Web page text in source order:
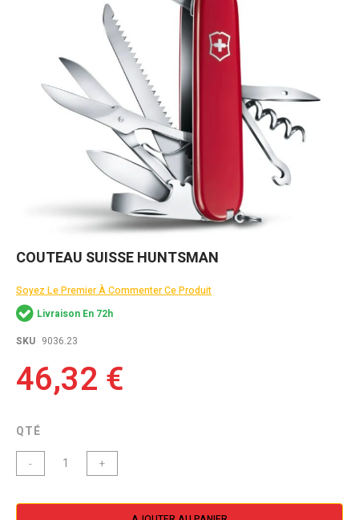
Skip
beginning
of
the
images
COUTEAU SUISSE HUNTSMAN
Soyez Le Premier À Commenter Ce Produit
Livraison En 72h
SKU 9036.23
46,32 €
QTÉ
- +